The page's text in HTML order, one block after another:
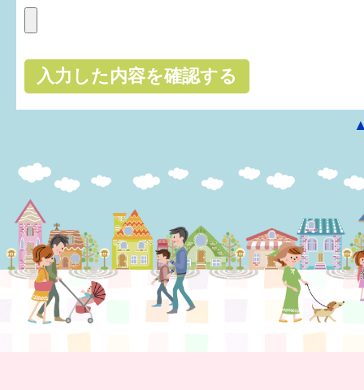
メールマガジン
はぐくむ.net相談コーナー
みんなの知恵袋
食育
福井市図書館オススメの本
お出かけ情報
病気・けが 基本情報
パパもママも子育て